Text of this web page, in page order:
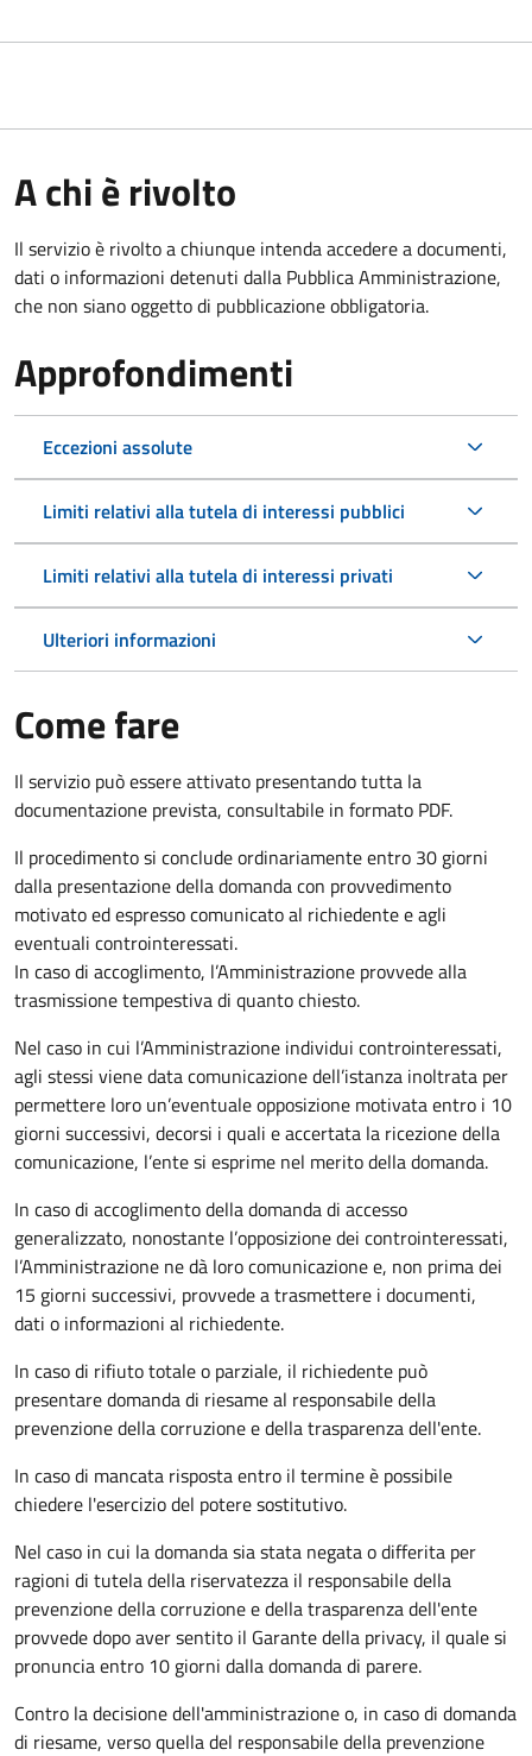
A chi è rivolto
Il servizio è rivolto a chiunque intenda accedere a documenti,
dati o informazioni detenuti dalla Pubblica Amministrazione,
che non siano oggetto di pubblicazione obbligatoria.
Approfondimenti
Eccezioni assolute
Limiti relativi alla tutela di interessi pubblici
Limiti relativi alla tutela di interessi privati
Ulteriori informazioni
Come fare
Il servizio può essere attivato presentando tutta la
documentazione prevista, consultabile in formato PDF.
Il procedimento si conclude ordinariamente entro 30 giorni
dalla presentazione della domanda con provvedimento
motivato ed espresso comunicato al richiedente e agli
eventuali controinteressati.
In caso di accoglimento, l’Amministrazione provvede alla
trasmissione tempestiva di quanto chiesto.
Nel caso in cui l’Amministrazione individui controinteressati,
agli stessi viene data comunicazione dell’istanza inoltrata per
permettere loro un’eventuale opposizione motivata entro i 10
giorni successivi, decorsi i quali e accertata la ricezione della
comunicazione, l’ente si esprime nel merito della domanda.
In caso di accoglimento della domanda di accesso
generalizzato, nonostante l’opposizione dei controinteressati,
l’Amministrazione ne dà loro comunicazione e, non prima dei
15 giorni successivi, provvede a trasmettere i documenti,
dati o informazioni al richiedente.
In caso di rifiuto totale o parziale, il richiedente può
presentare domanda di riesame al responsabile della
prevenzione della corruzione e della trasparenza dell'ente.
In caso di mancata risposta entro il termine è possibile
chiedere l'esercizio del potere sostitutivo.
Nel caso in cui la domanda sia stata negata o differita per
ragioni di tutela della riservatezza il responsabile della
prevenzione della corruzione e della trasparenza dell'ente
provvede dopo aver sentito il Garante della privacy, il quale si
pronuncia entro 10 giorni dalla domanda di parere.
Contro la decisione dell'amministrazione o, in caso di domanda
di riesame, verso quella del responsabile della prevenzione